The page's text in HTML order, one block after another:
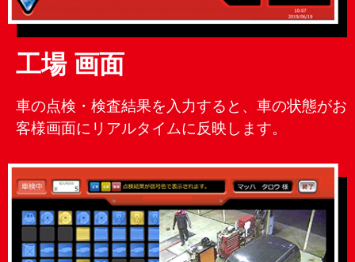
工場 画面
車の点検・検査結果を入力すると、車の状態がお
客様画面にリアルタイムに反映します。